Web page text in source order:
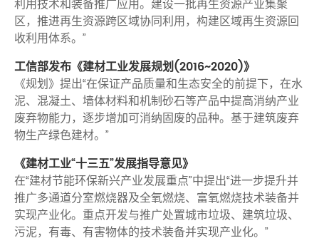
利用技术和装备推广应用。建设一批再生资源产业集聚
区，推进再生资源跨区域协同利用，构建区域再生资源回
收利用体系。”
工信部发布《建材工业发展规划(2016~2020)》
《规划》提出“在保证产品质量和生态安全的前提下，在水
泥、混凝土、墙体材料和机制砂石等产品中提高消纳产业
废弃物能力，逐步增加可消纳固废的品种。基于建筑废弃
物生产绿色建材。”
《建材工业“十三五”发展指导意见》
在“建材节能环保新兴产业发展重点”中提出“进一步提升并
推广多通道分室燃烧器及全氧燃烧、富氧燃烧技术装备并
实现产业化。重点开发与推广处置城市垃圾、建筑垃圾、
污泥，有毒、有害物体的技术装备并实现产业化。”